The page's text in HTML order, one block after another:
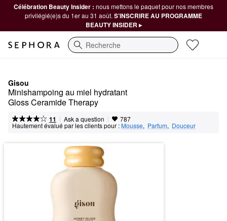
Célébration Beauty Insider : nous mettons le paquet pour nos membres
privilégié(e)s du 1er au 31 août. S’INSCRIRE AU PROGRAMME
BEAUTY INSIDER ▸
Recherche
Gisou
Minishampoing au miel hydratant
Gloss Ceramide Therapy
11 | Ask a question | 787
Hautement évalué par les clients pour :Mousse, Parfum, Douceur